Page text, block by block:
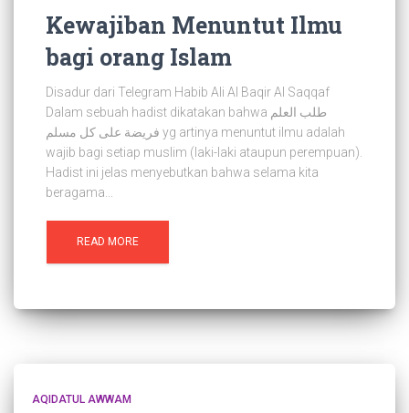
Kewajiban Menuntut Ilmu
bagi orang Islam
Disadur dari Telegram Habib Ali Al Baqir Al Saqqaf
Dalam sebuah hadist dikatakan bahwa طلب العلم
فريضة على كل مسلم yg artinya menuntut ilmu adalah
wajib bagi setiap muslim (laki-laki ataupun perempuan).
Hadist ini jelas menyebutkan bahwa selama kita
beragama...
READ MORE
AQIDATUL AWWAM